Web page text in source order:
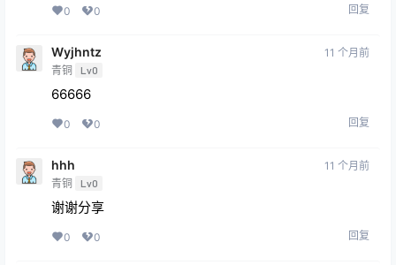
0 0 回复
Wyjhntz
青铜 Lv0
11 个月前
66666
0 0 回复
hhh
青铜 Lv0
11 个月前
谢谢分享
0 0 回复